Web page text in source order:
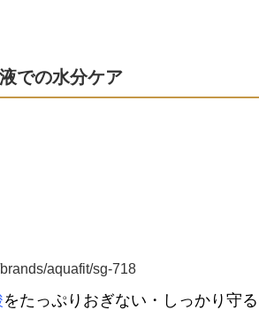
での水分ケア
aquafit/sg-718
をたっぷりおぎない・しっかり守る